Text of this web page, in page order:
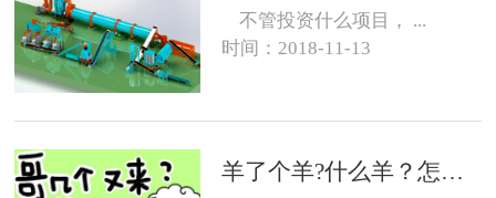
不管投资什么项目， ...
时间：2018-11-13
羊了个羊?什么羊？怎么养？